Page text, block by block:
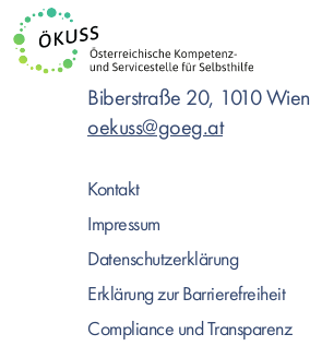
Biberstraße 20, 1010 Wien
oekuss@goeg.at
Kontakt
Impressum
Datenschutzerklärung
Erklärung zur Barrierefreiheit
Compliance und Transparenz